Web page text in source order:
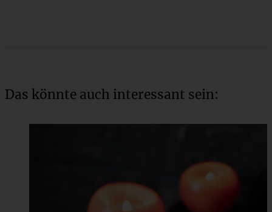
Das könnte auch interessant sein: